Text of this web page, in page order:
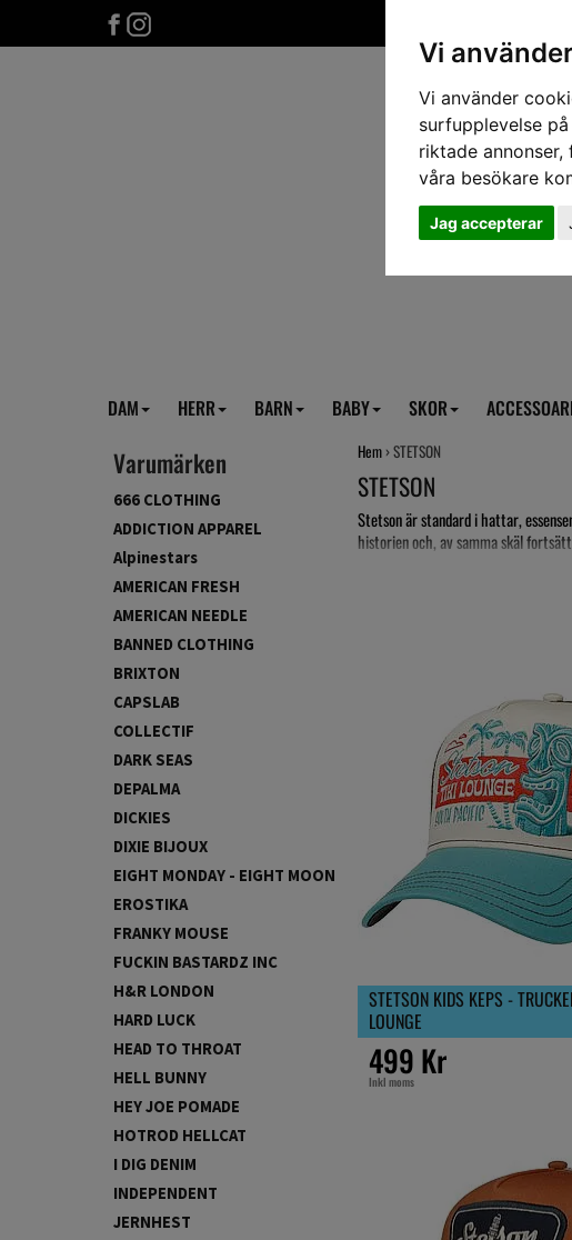
Vi
Vi använder
surfupplevelse
riktade
våra besökare
Jag accepterar
DAM HERR BARN BABY SKOR
Varumärken
666 CLOTHING
ADDICTION APPAREL
Alpinestars
AMERICAN FRESH
AMERICAN NEEDLE
BANNED CLOTHING
BRIXTON
CAPSLAB
COLLECTIF
DARK SEAS
DEPALMA
DICKIES
DIXIE BIJOUX
EIGHT MONDAY - EIGHT MOON
EROSTIKA
FRANKY MOUSE
FUCKIN BASTARDZ INC
H&R LONDON
HARD LUCK
HEAD TO THROAT
HELL BUNNY
HEY JOE POMADE
HOTROD HELLCAT
I DIG DENIM
INDEPENDENT
JERNHEST
Hem › STETSON
STETSON
Stetson är standard i hattar,
historien och, av samma skäl
Historien om Stetsons hattar tar
"Stetson, it's not just a hat, it's the
STETSON KIDS KEPS -
LOUNGE
499 Kr
Inkl moms